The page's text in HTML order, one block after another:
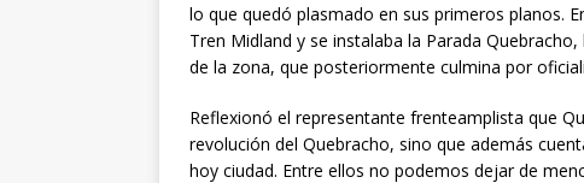
lo que quedó plasmado en sus primeros planos.
Tren Midland y se instalaba la Parada
de la zona, que posteriormente culmina por
Reflexionó el representante frenteamplista que
revolución del Quebracho, sino que además
hoy ciudad. Entre ellos no podemos dejar de